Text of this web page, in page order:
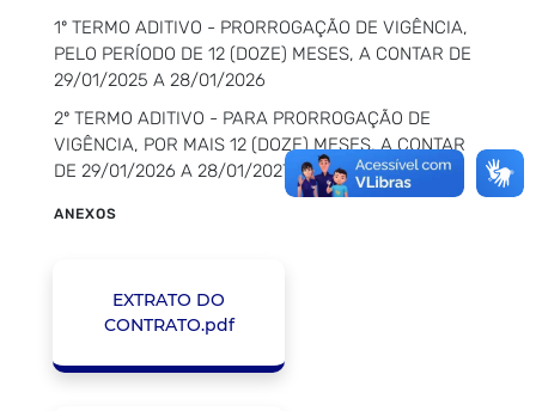
1º TERMO ADITIVO - PRORROGAÇÃO DE VIGÊNCIA,
PELO PERÍODO DE 12 (DOZE) MESES, A CONTAR DE
29/01/2025 A 28/01/2026
2º TERMO ADITIVO - PARA PRORROGAÇÃO DE
VIGÊNCIA, POR MAIS 12 (DOZE) MESES, A CONTAR
DE 29/01/2026 A 28/01/2027.
ANEXOS
EXTRATO DO
CONTRATO.pdf